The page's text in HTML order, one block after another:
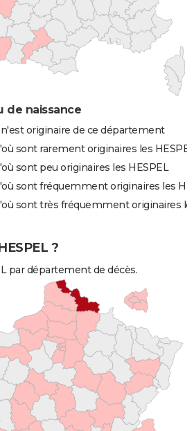
de naissance
originaire de ce département
sont rarement originaires les
sont peu originaires les HESPEL
sont fréquemment originaires les
sont très fréquemment originaires
?
par département de décès.